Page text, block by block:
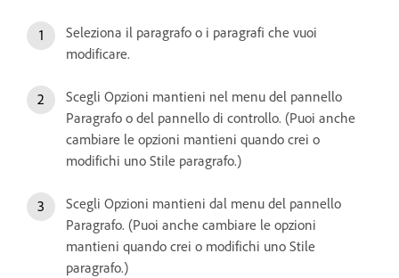
Seleziona il paragrafo o i paragrafi che vuoi
modificare.
Scegli Opzioni mantieni nel menu del pannello
Paragrafo o del pannello di controllo. (Puoi anche
cambiare le opzioni mantieni quando crei o
modifichi uno Stile paragrafo.)
Scegli Opzioni mantieni dal menu del pannello
Paragrafo. (Puoi anche cambiare le opzioni
mantieni quando crei o modifichi uno Stile
paragrafo.)